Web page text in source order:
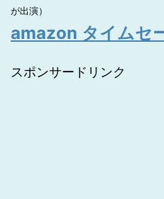
が出演）
amazon タイムセ
スポンサードリンク